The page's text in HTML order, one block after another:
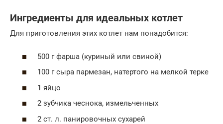
Ингредиенты для идеальных котлет
Для приготовления этих котлет нам понадобится:
500 г фарша (куриный или свиной)
100 г сыра пармезан, натертого на мелкой терке
1 яйцо
2 зубчика чеснока, измельченных
2 ст. л. панировочных сухарей